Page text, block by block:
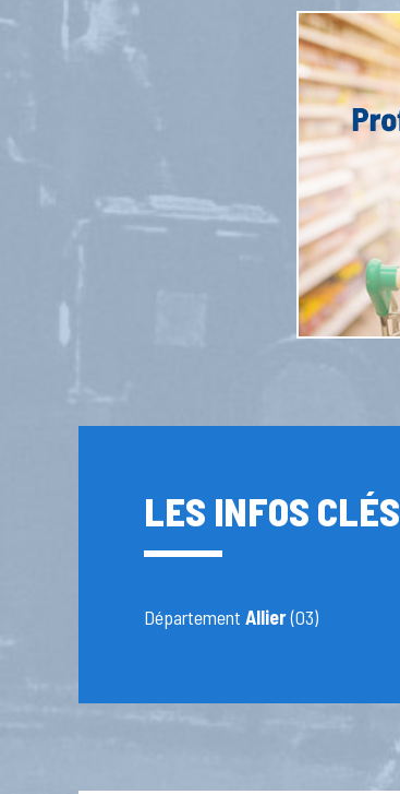
LES INFOS CLÉS
Département Allier(03)